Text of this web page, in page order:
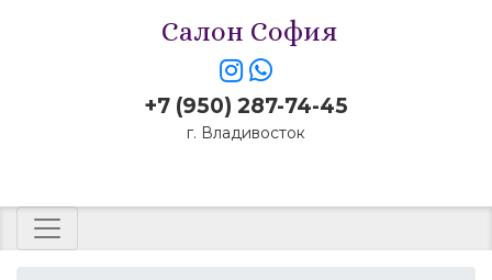
Салон София
+7 (950) 287-74-45
г. Владивосток